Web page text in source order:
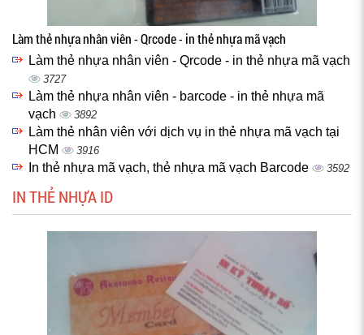
Làm thẻ nhựa nhân viên - Qrcode - in thẻ nhựa mã vạch
Làm thẻ nhựa nhân viên - Qrcode - in thẻ nhựa mã vạch
3727
Làm thẻ nhựa nhân viên - barcode - in thẻ nhựa mã
vạch
3892
Làm thẻ nhân viên với dịch vụ in thẻ nhựa mã vạch tại
HCM
3916
In thẻ nhựa mã vạch, thẻ nhựa mã vạch Barcode 3592
IN THẺ NHỰA ID